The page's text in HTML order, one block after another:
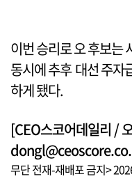
이번 승리로 오 후보는
동시에 추후 대선 주자
하게 됐다.
[CEO스코어데일리 /
무단 전재-재배포 금지>